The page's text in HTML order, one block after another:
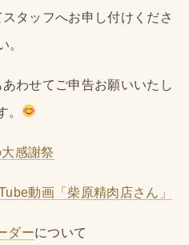
タッフへお申し付けくださ
。
わせてご申告お願いいたし
。
感謝祭
動画「柴原精肉店さん」
ダーについて